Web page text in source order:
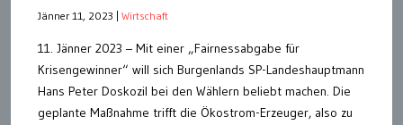
Jänner 11, 2023 Wirtschaft
11. Jänner 2023 – Mit einer „Fairnessabgabe für
Krisengewinner“ will sich Burgenlands SP-Landeshauptmann
Hans Peter Doskozil bei den Wählern beliebt machen. Die
geplante Maßnahme trifft die Ökostrom-Erzeuger, also zu